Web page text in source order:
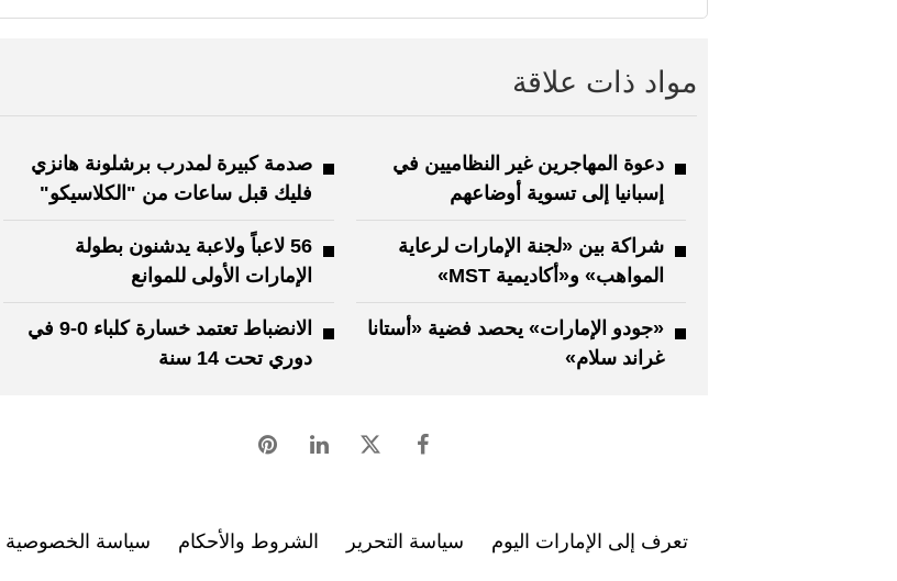
مواد ذات علاقة
دعوة المهاجرين غير النظاميين في
إسبانيا إلى تسوية أوضاعهم
صدمة كبيرة لمدرب برشلونة هانزي
فليك قبل ساعات من "الكلاسيكو"
شراكة بين «لجنة الإمارات لرعاية
المواهب» و«أكاديمية MST»
56 لاعباً ولاعبة يدشنون بطولة
الإمارات الأولى للموانع
«جودو الإمارات» يحصد فضية «أستانا
غراند سلام»
الانضباط تعتمد خسارة كلباء 0-9 في
دوري تحت 14 سنة
تعرف إلى الإمارات اليوم سياسة التحرير الشروط والأحكام سياسة الخصوصية